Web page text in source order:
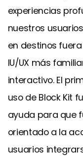
experiencias
nuestros
en destinos
IU/UX más
interactivo. El
uso de Block Kit
ayuda para que
orientado a la
usuarios